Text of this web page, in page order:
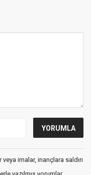
imalar, inançlara saldırı